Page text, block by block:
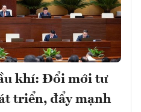
khí: Đổi mới tư
triển, đẩy mạnh